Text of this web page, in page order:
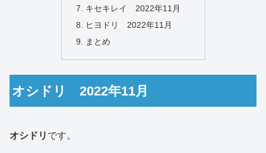
キセキレイ 2022年11月
ヒヨドリ 2022年11月
まとめ
オシドリ 2022年11月
オシドリ です。